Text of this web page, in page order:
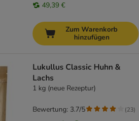
49,39 €
Zum Warenkorb
hinzufügen
Lukullus Classic Huhn &
Lachs
1 kg (neue Rezeptur)
Bewertung: 3.7/5 (23)